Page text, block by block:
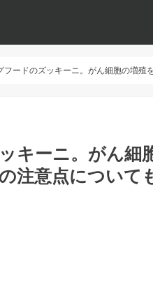
フードのズッキーニ。がん細胞の増殖
キーニ。がん細
注意点について